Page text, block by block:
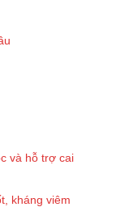
và hỗ trợ cai
kháng viêm